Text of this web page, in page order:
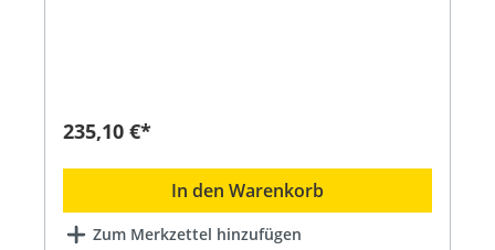
LCN-Sensoren und -Aktoren. Das interne
Betriebsprogramm kann mit der LCN-
werden. Installiert wird das LCN-UPP dezentral in
tiefen Schalter-, Verteiler- oder Elektronikdosen.
Anwendungsgebiete: Hochwertige
Lichtsteuerungen auf Theater-Niveau mit
235,10 €*
In den Warenkorb
Zum Merkzettel hinzufügen